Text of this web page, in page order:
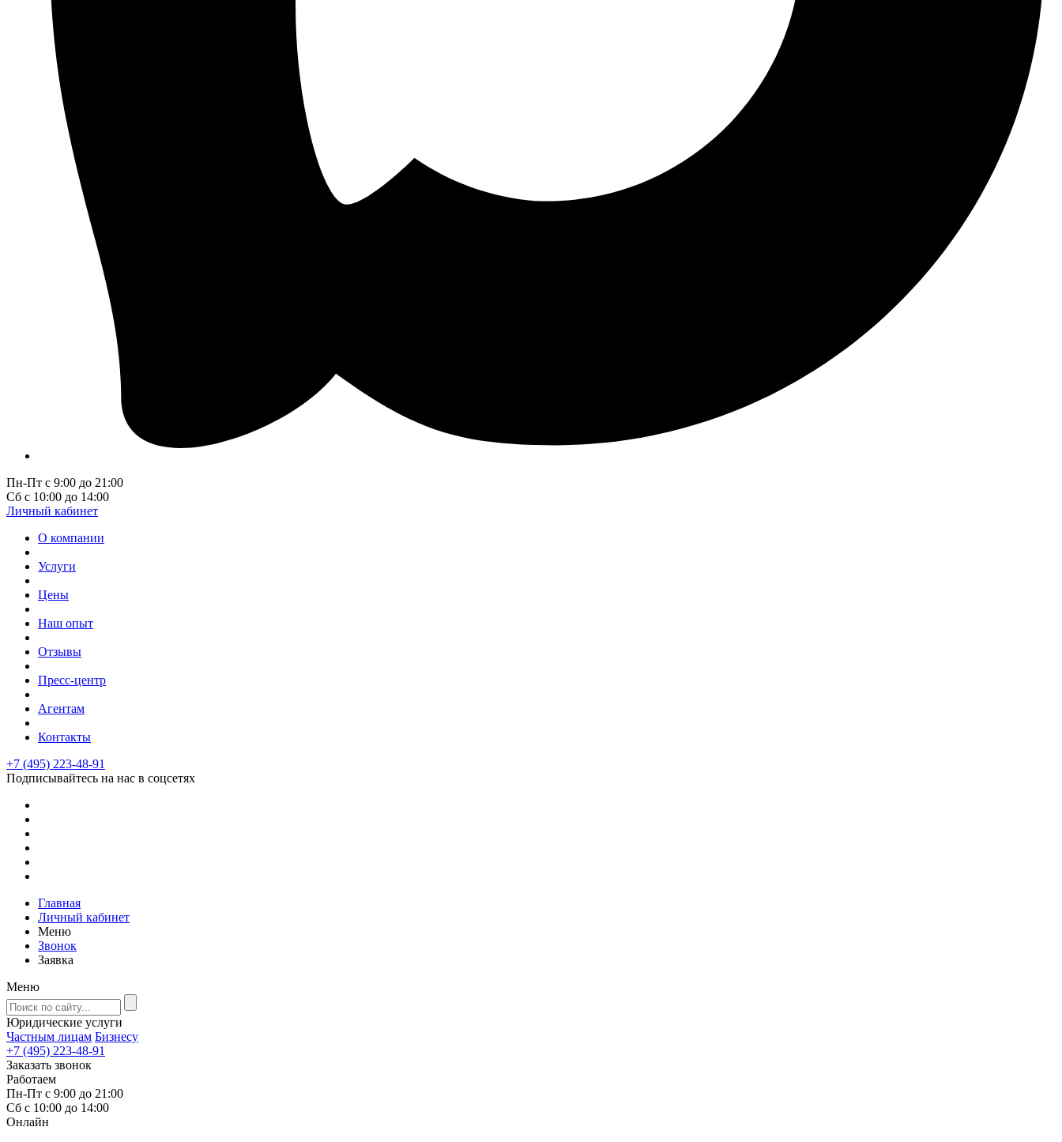
Пн-Пт с 9:00 до 21:00
Сб с 10:00 до 14:00
Личный кабинет
О компании
Услуги
Цены
Наш опыт
Отзывы
Пресс-центр
Агентам
Контакты
+7 (495) 223-48-91
Подписывайтесь на нас в соцсетях
Главная
Личный кабинет
Меню
Звонок
Заявка
Меню
Юридические услуги
Частным лицам Бизнесу
+7 (495) 223-48-91
Заказать звонок
Работаем
Пн-Пт с 9:00 до 21:00
Сб с 10:00 до 14:00
Онлайн